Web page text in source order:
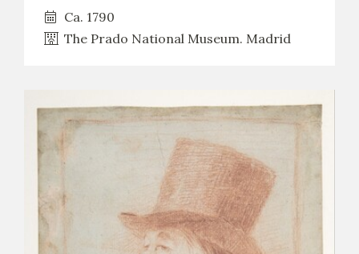
Ca. 1790
The Prado National Museum. Madrid